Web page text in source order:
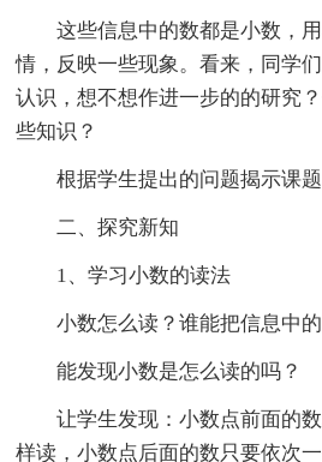
这些信息中的数都是小数，
情，反映一些现象。看来，同学
认识，想不想作进一步的的研究
些知识？
根据学生提出的问题揭示课题
二、探究新知
1、学习小数的读法
小数怎么读？谁能把信息中
能发现小数是怎么读的吗？
让学生发现：小数点前面的
样读，小数点后面的数只要依次一